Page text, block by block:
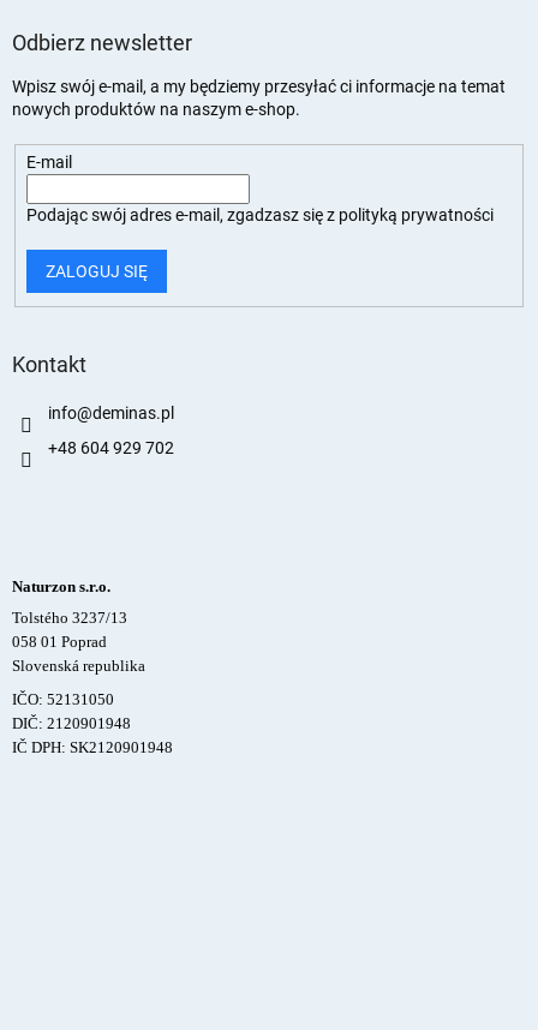
Odbierz newsletter
Wpisz swój e-mail, a my będziemy przesyłać ci informacje na temat
nowych produktów na naszym e-shop.
E-mail
Podając swój adres e-mail, zgadzasz się z polityką prywatności
ZALOGUJ SIĘ
Kontakt
info@deminas.pl
+48 604 929 702
Naturzon s.r.o.
Tolstého 3237/13
058 01 Poprad
Slovenská republika
IČO: 52131050
DIČ: 2120901948
IČ DPH: SK2120901948